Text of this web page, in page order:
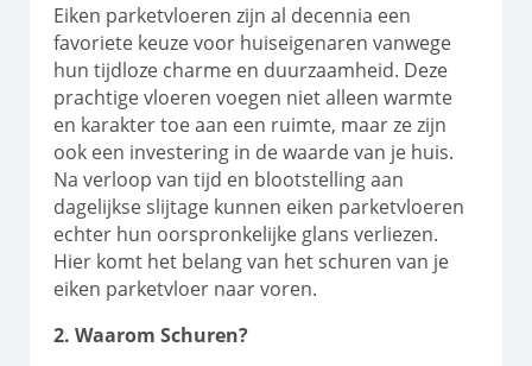
Eiken parketvloeren zijn al decennia een
favoriete keuze voor huiseigenaren vanwege
hun tijdloze charme en duurzaamheid. Deze
prachtige vloeren voegen niet alleen warmte
en karakter toe aan een ruimte, maar ze zijn
ook een investering in de waarde van je huis.
Na verloop van tijd en blootstelling aan
dagelijkse slijtage kunnen eiken parketvloeren
echter hun oorspronkelijke glans verliezen.
Hier komt het belang van het schuren van je
eiken parketvloer naar voren.
2. Waarom Schuren?